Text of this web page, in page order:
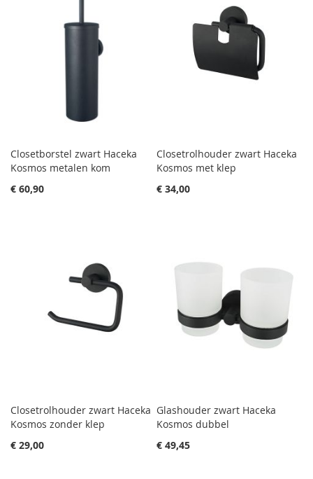
Closetborstel zwart Haceka
Kosmos metalen kom
€ 60,90
Closetrolhouder zwart Haceka
Kosmos met klep
€ 34,00
Closetrolhouder zwart Haceka
Kosmos zonder klep
€ 29,00
Glashouder zwart Haceka
Kosmos dubbel
€ 49,45